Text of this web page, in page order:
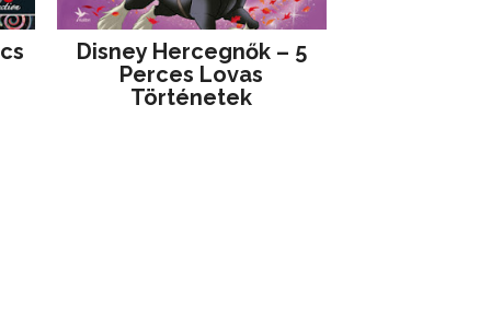
Disney ​Hercegnők – 5
Perces Lovas
Történetek